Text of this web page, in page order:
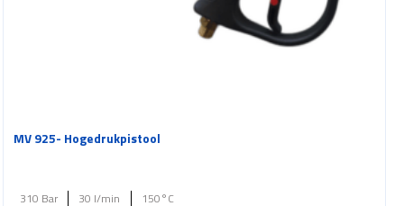
MV 925- Hogedrukpistool
310 Bar 30 l/min 150°C